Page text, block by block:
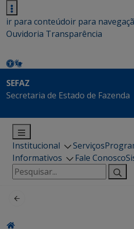
ir para conteúdoir para
Ouvidoria Transparência
SEFAZ
Secretaria de Estado de Fazenda
Institucional Serviços
Informativos
Fale Conosco
Pesquisar
por: